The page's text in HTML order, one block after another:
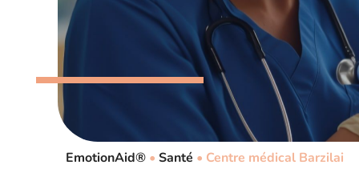
EmotionAid® • Santé • Centre médical Barzilai